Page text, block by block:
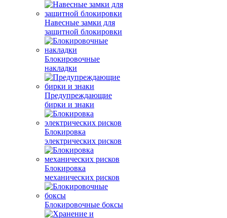
Навесные замки для
защитной блокировки
Блокировочные
накладки
Предупреждающие
бирки и знаки
Блокировка
электрических рисков
Блокировка
механических рисков
Блокировочные боксы